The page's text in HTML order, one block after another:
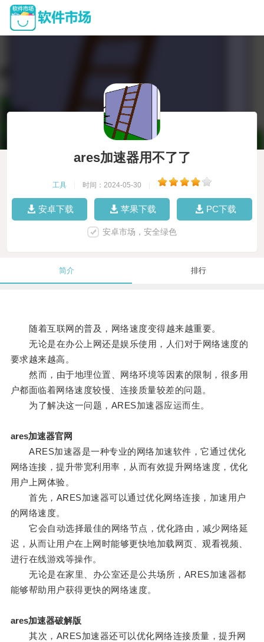
ares加速器用不了了
工具 时间：2024-05-30
安卓下载 苹果下载 PC下载
安卓市场，安全绿色
简介 排行
随着互联网的普及，网络速度变得越来越重要。
无论是在办公上网还是娱乐使用，人们对于网络速度的
要求越来越高。
然而，由于地理位置、网络环境等因素的限制，很多用
户都面临着网络速度较慢、连接质量较差的问题。
为了解决这一问题，ARES加速器应运而生。
ares加速器官网
ARES加速器是一种专业的网络加速软件，它通过优化
网络连接，提升带宽利用率，从而有效提升网络速度，优化
用户上网体验。
首先，ARES加速器可以通过优化网络连接，加速用户
的网络速度。
它会自动选择最佳的网络节点，优化路由，减少网络延
迟，从而让用户在上网时能够更快地加载网页、观看视频、
进行在线游戏等操作。
无论是在家里、办公室还是公共场所，ARES加速器都
能够帮助用户获得更快的网络速度。
ares加速器破解版
其次，ARES加速器还可以优化网络连接质量，提升网